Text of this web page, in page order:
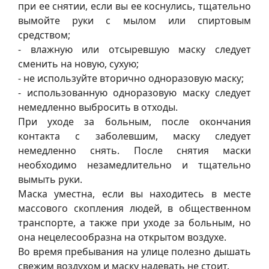
при ее снятии, если вы ее коснулись, тщательно
вымойте руки с мылом или спиртовым
средством;
- влажную или отсыревшую маску следует
сменить на новую, сухую;
- не используйте вторично одноразовую маску;
- использованную одноразовую маску следует
немедленно выбросить в отходы.
При уходе за больным, после окончания
контакта с заболевшим, маску следует
немедленно снять. После снятия маски
необходимо незамедлительно и тщательно
вымыть руки.
Маска уместна, если вы находитесь в месте
массового скопления людей, в общественном
транспорте, а также при уходе за больным, но
она нецелесообразна на открытом воздухе.
Во время пребывания на улице полезно дышать
свежим воздухом и маску надевать не стоит.